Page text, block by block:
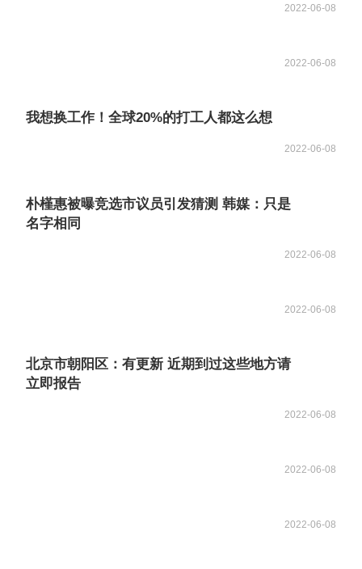
2022-06-08
2022-06-08
我想换工作！全球20%的打工人都这么想
2022-06-08
朴槿惠被曝竞选市议员引发猜测 韩媒：只是
名字相同
2022-06-08
2022-06-08
北京市朝阳区：有更新 近期到过这些地方请
立即报告
2022-06-08
2022-06-08
2022-06-08